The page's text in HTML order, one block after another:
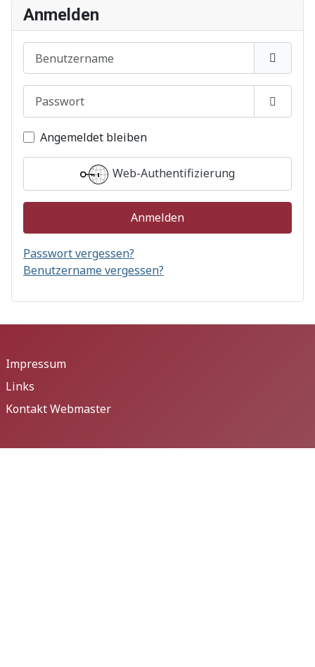
Anmelden
Angemeldet bleiben
Web-Authentifizierung
Anmelden
Passwort vergessen?
Benutzername vergessen?
Impressum
Links
Kontakt Webmaster